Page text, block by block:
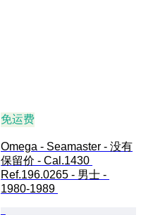
免运费
Omega - Seamaster - 没有
保留价 - Cal.1430
Ref.196.0265 - 男士 -
1980-1989